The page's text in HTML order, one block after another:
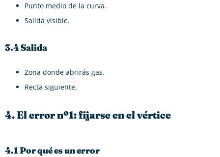
Punto medio de la curva.
Salida visible.
3.4 Salida
Zona donde abrirás gas.
Recta siguiente.
4. El error nº1: fijarse en el vértice
4.1 Por qué es un error